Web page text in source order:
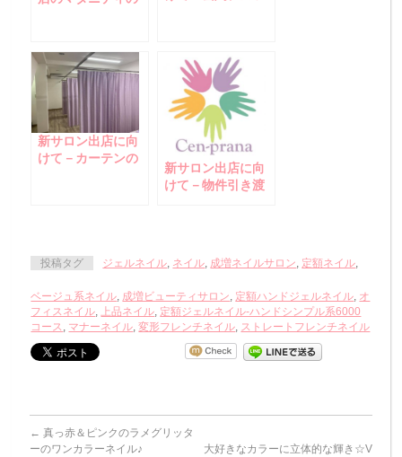
新サロン出店に向
けて－カーテンの
新サロン出店に向
けて－物件引き渡
投稿タグ ジェルネイル, ネイル, 成増ネイルサロン, 定額ネイル,
ベージュ系ネイル, 成増ビューティサロン, 定額ハンドジェルネイル, オ
フィスネイル, 上品ネイル, 定額ジェルネイル-ハンドシンプル系6000
コース, マナーネイル,変形フレンチネイル, ストレートフレンチネイル
← 真っ赤＆ピンクのラメグリッタ
ーのワンカラーネイル♪
大好きなカラーに立体的な輝き☆V